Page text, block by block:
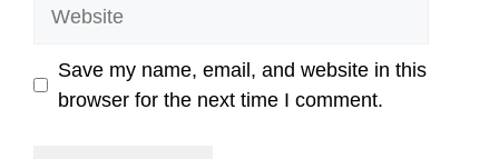
Save my name, email, and website in this
browser for the next time I comment.